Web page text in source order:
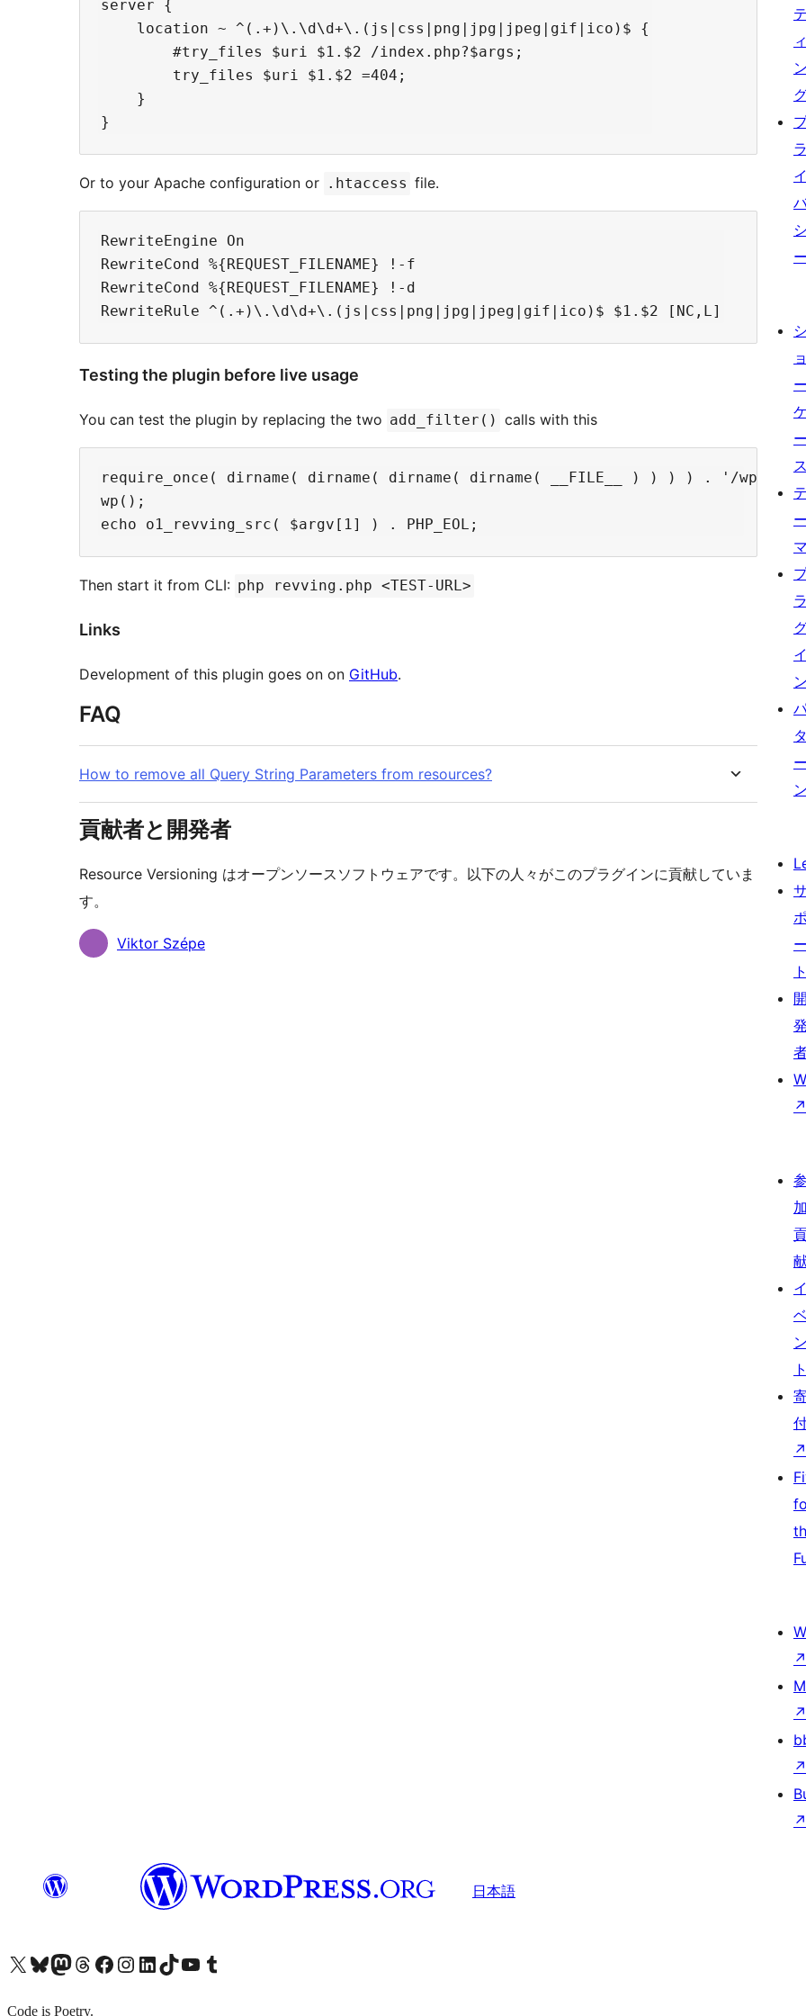
server {
    location ~ ^(.+)\.\d\d+\.(js|css|png|jpg|jpeg|gif|ico)$ {
        #try_files $uri $1.$2 /index.php?$args;
        try_files $uri $1.$2 =404;
    }
Or to your Apache configuration or .htaccess file.
RewriteEngine On
RewriteCond %{REQUEST_FILENAME} !-f
RewriteCond %{REQUEST_FILENAME} !-d
Testing the plugin before live usage
You can test the plugin by replacing the two add_filter() calls with this
require_once( dirname( dirname( dirname( dirname( __FILE__ ) ) ) ) . '/wp-
wp();
Then start it from CLI: php revving.php <TEST-URL>
Links
Development of this plugin goes on on GitHub.
FAQ
How to remove all Query String Parameters from resources?
貢献者と開発者
Resource Versioning はオープンソースソフトウェアです。以下の人々がこのプラグインに貢献していま
す。
貢
Viktor Szépe
テ
ィ
ン
ラ
イ
シ
ー
シ
ョ
ー
ケ
ー
ス
テ
ー
マ
ラ
イ
ン
タ
ー
ン
サ
ポ
ー
ト
開
発
↗
参
イ
ン
ト
↗
↗
↗
↗
↗
日本語
X (旧 Twitter) アカウントへBluesky アカウントへMastodon アカウントへThreads アカウントへ Facebook ページへInstagram アカウントへ LinkedIn アカウントへTikTok アカウントへYouTube チャンネルへ Tumblr アカウントへ
Code is Poetry.